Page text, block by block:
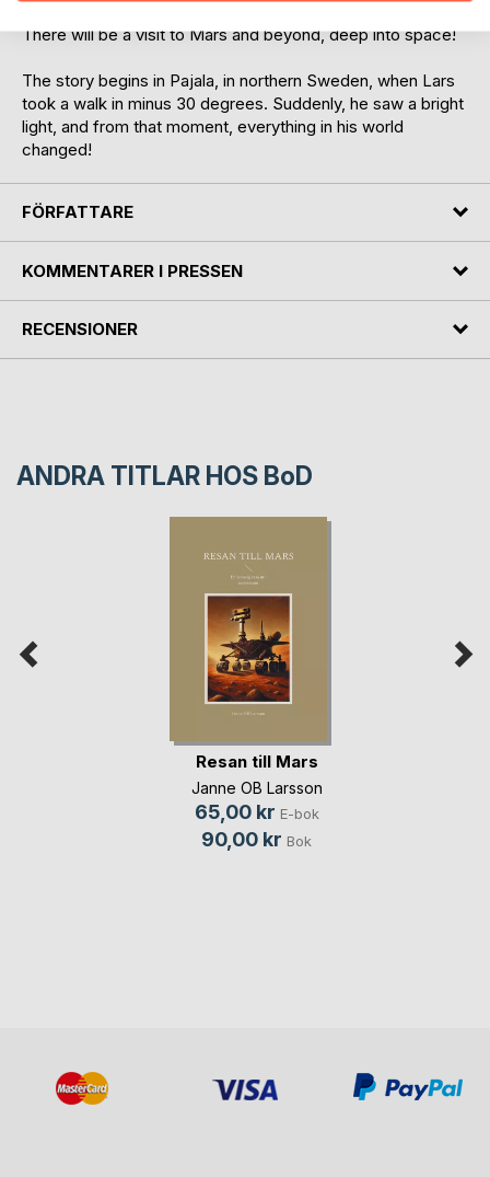
There will be a visit to Mars and beyond, deep into space!
The story begins in Pajala, in northern Sweden, when Lars
took a walk in minus 30 degrees. Suddenly, he saw a bright
light, and from that moment, everything in his world
changed!
FÖRFATTARE
KOMMENTARER I PRESSEN
RECENSIONER
ANDRA TITLAR HOS BoD
Resan till Mars
Janne OB Larsson
65,00 kr E-bok
90,00 kr Bok